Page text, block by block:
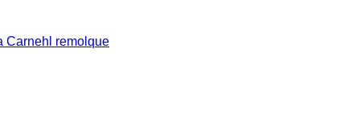
Carnehl remolque